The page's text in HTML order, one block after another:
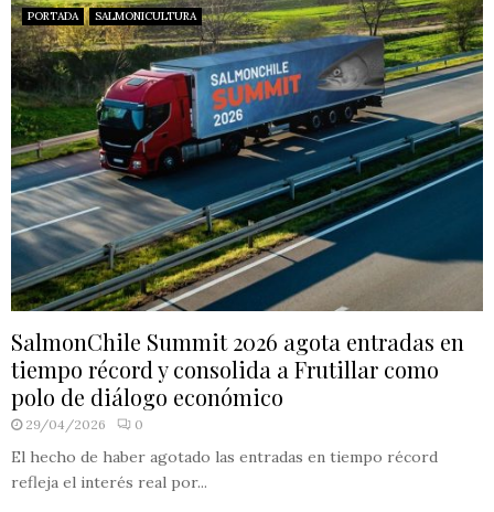
PORTADA SALMONICULTURA
SalmonChile Summit 2026 agota entradas en
tiempo récord y consolida a Frutillar como
polo de diálogo económico
29/04/2026 0
El hecho de haber agotado las entradas en tiempo récord
refleja el interés real por...